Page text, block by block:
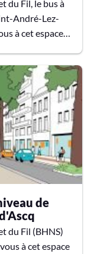
du Fil, le bus à
André-Lez-
à cet espace
de
du Fil (BHNS)
à cet espace